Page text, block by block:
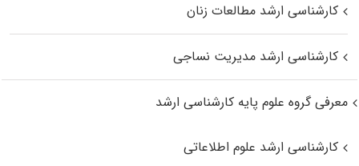
کارشناسی ارشد مطالعات زنان
کارشناسی ارشد مدیریت نساجی
معرفی گروه علوم پایه کارشناسی ارشد
کارشناسی ارشد علوم اطلاعاتی